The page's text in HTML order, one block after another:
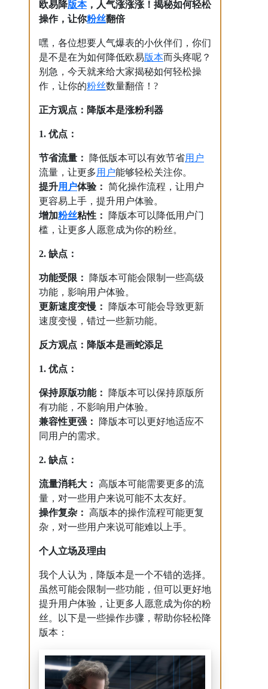
欧易降版本，人气涨涨涨！揭秘如何轻松
操作，让你粉丝翻倍
嘿，各位想要人气爆表的小伙伴们，你们
是不是在为如何降低欧易版本而头疼呢？
别急，今天就来给大家揭秘如何轻松操
作，让你的粉丝数量翻倍！?
正方观点：降版本是涨粉利器
1. 优点：
节省流量： 降低版本可以有效节省用户
流量，让更多用户能够轻松关注你。
提升用户体验： 简化操作流程，让用户
更容易上手，提升用户体验。
增加粉丝粘性：
降版本可以降低用户门
槛，让更多人愿意成为你的粉丝。
2. 缺点：
功能受限：
降版本可能会限制一些高级
功能，影响用户体验。
更新速度变慢：
降版本可能会导致更新
速度变慢，错过一些新功能。
反方观点：降版本是画蛇添足
1. 优点：
保持原版功能：
降版本可以保持原版所
有功能，不影响用户体验。
兼容性更强：
降版本可以更好地适应不
同用户的需求。
2. 缺点：
流量消耗大： 高版本可能需要更多的流
量，对一些用户来说可能不太友好。
操作复杂： 高版本的操作流程可能更复
杂，对一些用户来说可能难以上手。
个人立场及理由
我个人认为，降版本是一个不错的选择。
虽然可能会限制一些功能，但可以更好地
提升用户体验，让更多人愿意成为你的粉
丝。以下是一些操作步骤，帮助你轻松降
版本：